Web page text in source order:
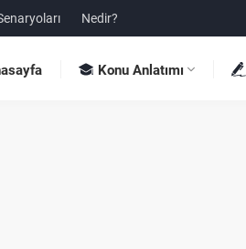
Nedir?
Konu Anlatımı